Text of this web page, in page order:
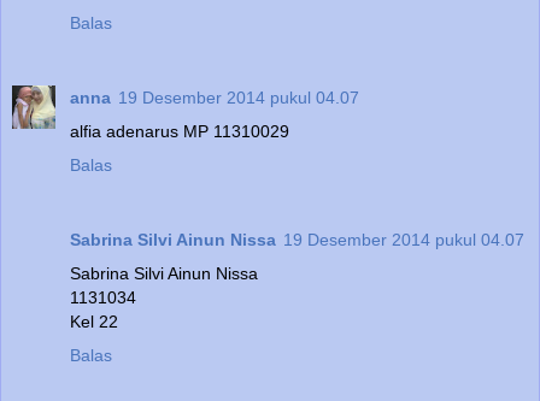
Balas
anna 19 Desember 2014 pukul 04.07
alfia adenarus MP 11310029
Balas
Sabrina Silvi Ainun Nissa 19 Desember 2014 pukul 04.07
Sabrina Silvi Ainun Nissa
1131034
Kel 22
Balas